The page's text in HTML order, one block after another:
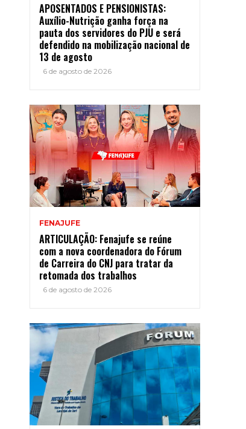
APOSENTADOS E PENSIONISTAS:
Auxílio-Nutrição ganha força na
pauta dos servidores do PJU e será
defendido na mobilização nacional de
13 de agosto
6 de agosto de 2026
FENAJUFE
ARTICULAÇÃO: Fenajufe se reúne
com a nova coordenadora do Fórum
de Carreira do CNJ para tratar da
retomada dos trabalhos
6 de agosto de 2026